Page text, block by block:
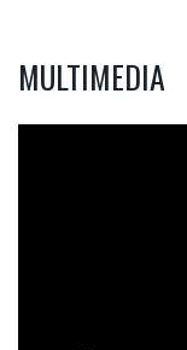
MULTIMEDIA